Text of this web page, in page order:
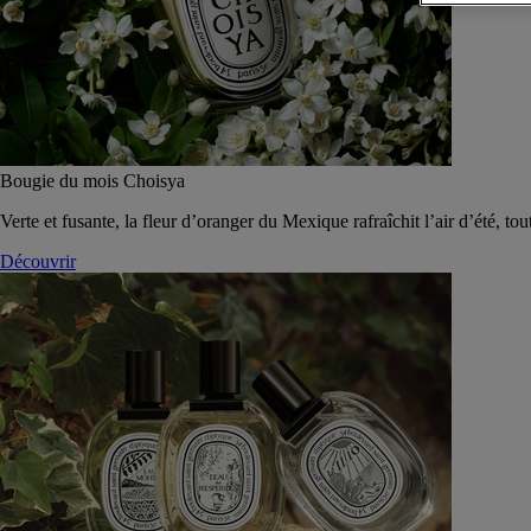
Bougie du mois Choisya
Verte et fusante, la fleur d’oranger du Mexique rafraîchit l’air d’été,
Découvrir